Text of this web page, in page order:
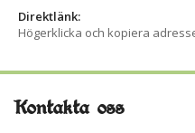
Direktlänk:
Högerklicka och kopiera
Kontakta oss